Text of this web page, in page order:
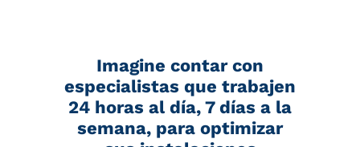
Imagine contar con
especialistas que trabajen
24 horas al día, 7 días a la
semana, para optimizar